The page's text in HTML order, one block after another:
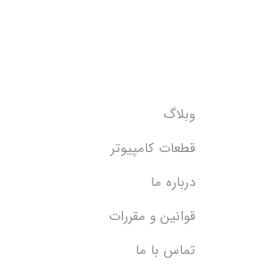
وبلاگ
قطعات کامپیوتر
درباره ما
قوانین و مقررات
تماس با ما